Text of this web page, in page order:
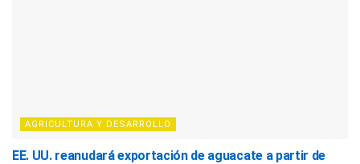
AGRICULTURA Y DESARROLLO
EE. UU. reanudará exportación de aguacate a partir de